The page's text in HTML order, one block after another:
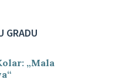
GRADU
„Mala